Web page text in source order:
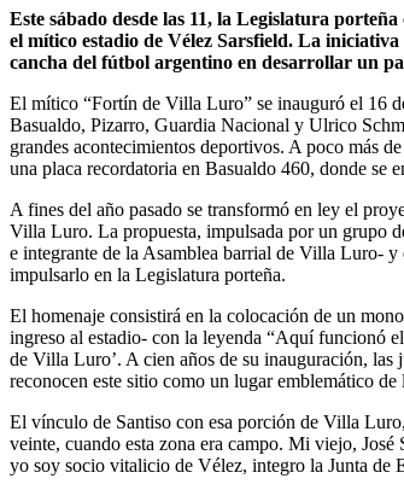
Este sábado desde las 11, la Legislatura
el mítico estadio de Vélez Sarsfield. La
cancha del fútbol argentino en desarrollar un
El mítico “Fortín de Villa Luro” se inauguró el 16
Basualdo, Pizarro, Guardia Nacional y Ulrico
grandes acontecimientos deportivos. A poco más
una placa recordatoria en Basualdo 460, donde se
A fines del año pasado se transformó en ley el
Villa Luro. La propuesta, impulsada por un grupo
e integrante de la Asamblea barrial de Villa Luro-
impulsarlo en la Legislatura porteña.
El homenaje consistirá en la colocación de un
ingreso al estadio- con la leyenda “Aquí funcionó
de Villa Luro’. A cien años de su inauguración,
reconocen este sitio como un lugar emblemático
El vínculo de Santiso con esa porción de Villa
veinte, cuando esta zona era campo. Mi viejo,
yo soy socio vitalicio de Vélez, integro la Junta